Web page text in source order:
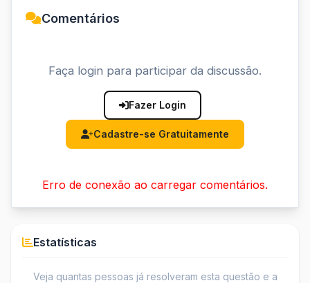
Comentários
Faça login para participar da discussão.
Fazer Login
Cadastre-se Gratuitamente
Erro de conexão ao carregar comentários.
Estatísticas
Veja quantas pessoas já resolveram esta questão e a